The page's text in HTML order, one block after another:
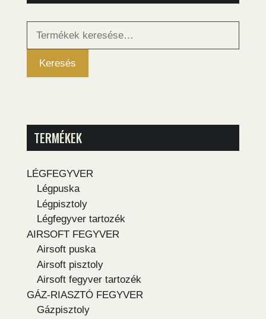
Keresés
Keresés
TERMÉKEK
LÉGFEGYVER
Légpuska
Légpisztoly
Légfegyver tartozék
AIRSOFT FEGYVER
Airsoft puska
Airsoft pisztoly
Airsoft fegyver tartozék
GÁZ-RIASZTÓ FEGYVER
Gázpisztoly